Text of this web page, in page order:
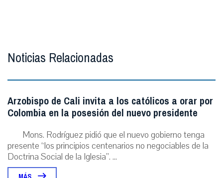
Noticias Relacionadas
Arzobispo de Cali invita a los católicos a orar por
Colombia en la posesión del nuevo presidente
Mons. Rodríguez pidió que el nuevo gobierno tenga
presente “los principios centenarios no negociables de la
Doctrina Social de la Iglesia”. ...